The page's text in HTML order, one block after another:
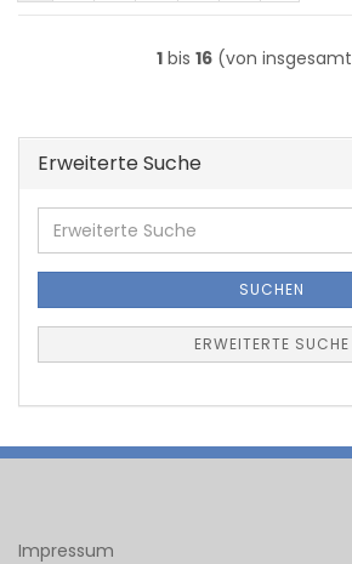
1 bis 16 (von insgesamt
Erweiterte Suche
Erweiterte
Suche
SUCHEN
ERWEITERTE SUCHE
Impressum